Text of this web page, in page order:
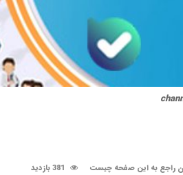
راجع به این صفحه چیست 381 بازدید